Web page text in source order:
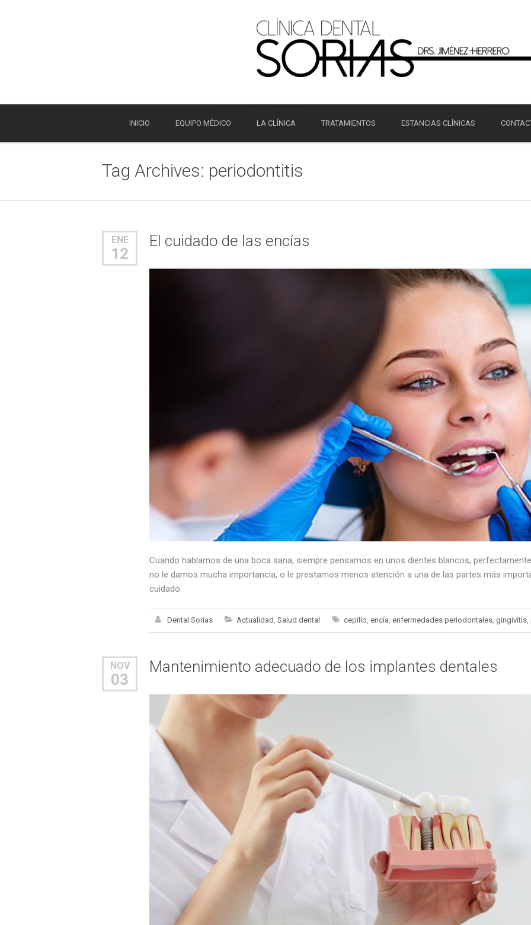
INICIO EQUIPO MÉDICO LA CLÍNICA TRATAMIENTOS ESTANCIAS CLÍNICAS
Tag Archives: periodontitis
ENE
12
El cuidado de las encías
Cuando hablamos de una boca sana, siempre pensamos en unos dientes blancos,
no le damos mucha importancia, o le prestamos menos atención a una de las partes más
cuidado.
Dental Sorias Actualidad , Salud dental cepillo, encía, enfermedades periodontales, gingivitis,
NOV
03
Mantenimiento adecuado de los implantes dentales